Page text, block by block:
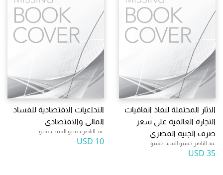
الاثار المحتملة لنفاذ اتفاقيات
التجارة العالمية على سعر
صرف الجنيه المصري
عبد الناصر حسبو السيد حسبو
35 USD
التداعيات الاقتصادية للفساد
المالي والاقتصادي
عبد الناصر حسبو السيد حسبو
10 USD